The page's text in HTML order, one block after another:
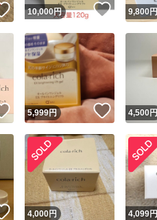
いいね！
10,000円 いいね！
9,800円
いいね！
5,999円 いいね！
4,500円
いいね！
4,000円 4,099円